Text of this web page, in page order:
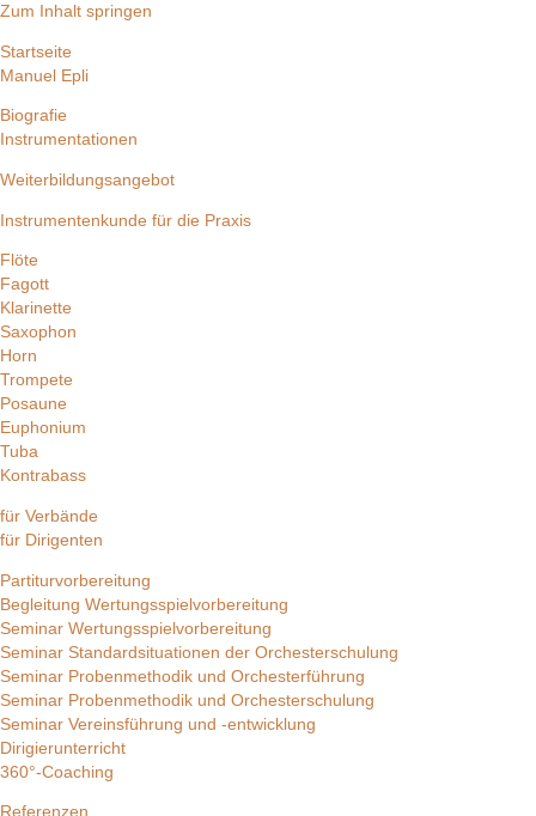
Zum Inhalt springen
Startseite
Manuel Epli
Biografie
Instrumentationen
Weiterbildungsangebot
Instrumentenkunde für die Praxis
Flöte
Fagott
Klarinette
Saxophon
Horn
Trompete
Posaune
Euphonium
Tuba
Kontrabass
für Verbände
für Dirigenten
Partiturvorbereitung
Begleitung Wertungsspielvorbereitung
Seminar Wertungsspielvorbereitung
Seminar Standardsituationen der Orchesterschulung
Seminar Probenmethodik und Orchesterführung
Seminar Probenmethodik und Orchesterschulung
Seminar Vereinsführung und -entwicklung
Dirigierunterricht
360°-Coaching
Referenzen